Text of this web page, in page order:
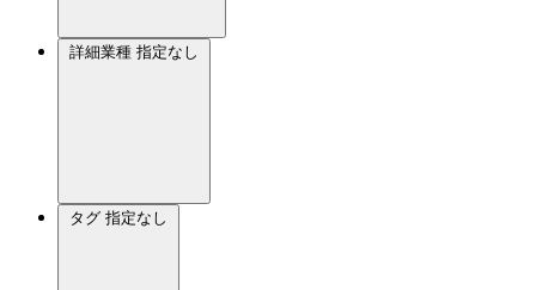
詳細業種 指定なし
タグ 指定なし